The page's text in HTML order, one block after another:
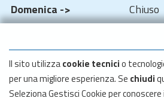
Il sito utilizzacookie tecnicio
per una migliore esperienza. Se chiudi
Seleziona Gestisci Cookie per
Domenica ->
Chiuso